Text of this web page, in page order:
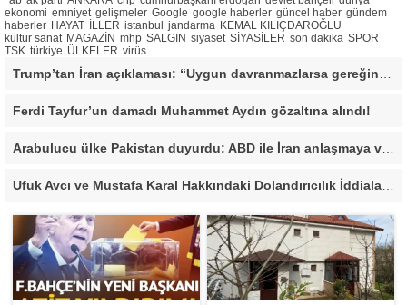
ekonomi emniyet gelişmeler Google google haberler güncel haber gündem
haberler HAYAT İLLER istanbul jandarma KEMAL KILIÇDAROĞLU
kültür sanat MAGAZİN mhp SALGIN siyaset SİYASİLER son dakika SPOR
TSK türkiye ÜLKELER virüs
Ferdi Tayfur’un damadı Muhammet Aydın gözaltına alındı!
Arabulucu ülke Pakistan duyurdu: ABD ile İran anlaşmaya vardı
Ufuk Avcı ve Mustafa Karal Hakkındaki Dolandırıcılık İddiaları Büyüyor